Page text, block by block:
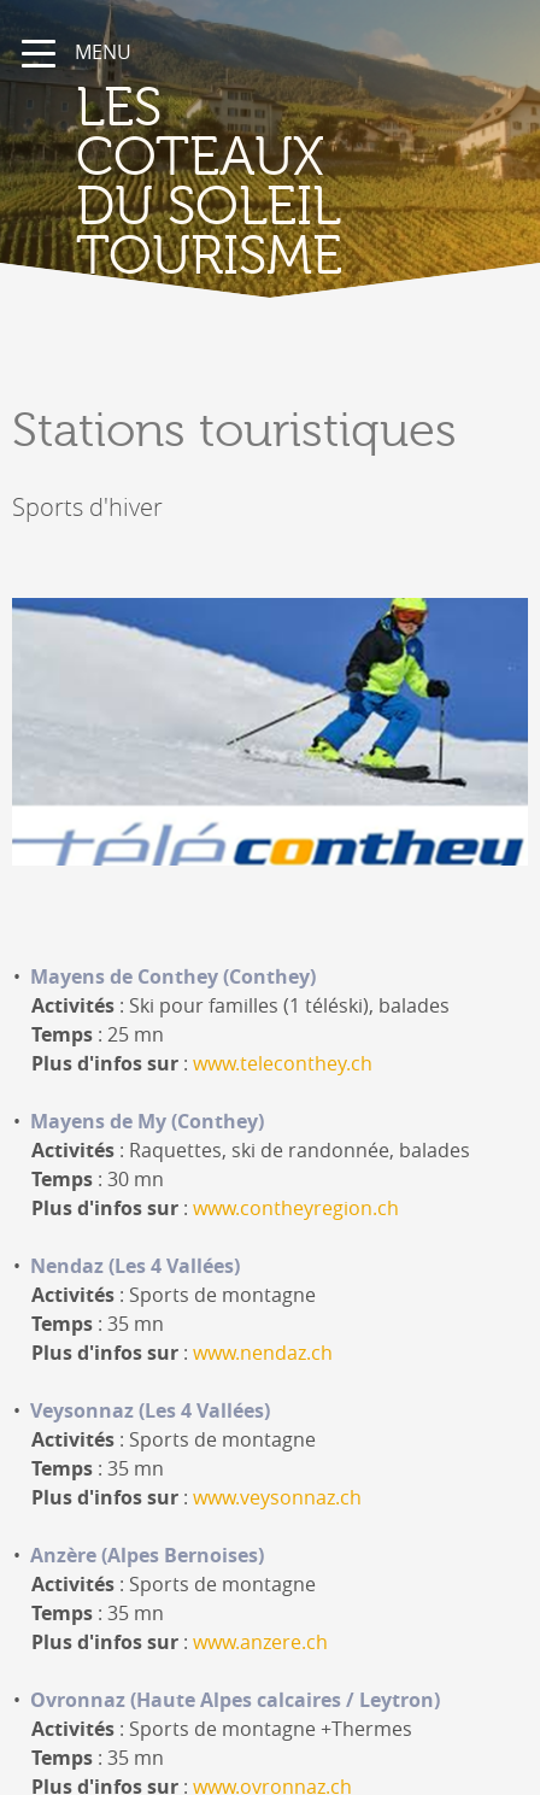
MENU
LES
COTEAUX
DU SOLEIL
TOURISME
Stations touristiques
Sports d'hiver
Mayens de Conthey (Conthey)
Activités : Ski pour familles (1 téléski), balades
Temps : 25 mn
Plus d'infos sur : www.teleconthey.ch
Mayens de My (Conthey)
Activités : Raquettes, ski de randonnée, balades
Temps : 30 mn
Plus d'infos sur : www.contheyregion.ch
Nendaz (Les 4 Vallées)
Activités : Sports de montagne
Temps : 35 mn
Plus d'infos sur : www.nendaz.ch
Veysonnaz (Les 4 Vallées)
Activités : Sports de montagne
Temps : 35 mn
Plus d'infos sur : www.veysonnaz.ch
Anzère (Alpes Bernoises)
Activités : Sports de montagne
Temps : 35 mn
Plus d'infos sur : www.anzere.ch
Ovronnaz (Haute Alpes calcaires / Leytron)
Activités : Sports de montagne +Thermes
Temps : 35 mn
Plus d'infos sur : www.ovronnaz.ch